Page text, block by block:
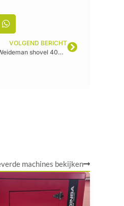
VOLGEND BERICHT
Weideman shovel 4070CX80 afgeleverd
machines bekijken